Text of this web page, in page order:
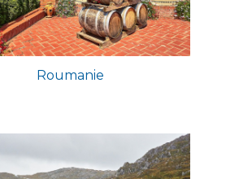
Roumanie